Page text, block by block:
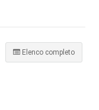
Elenco completo